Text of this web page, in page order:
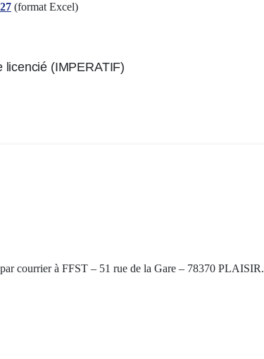
(format Excel)
licencié (IMPERATIF)
courrier à FFST – 51 rue de la Gare – 78370 PLAISIR.